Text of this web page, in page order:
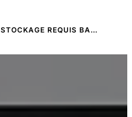
STOCKAGE REQUIS BA…